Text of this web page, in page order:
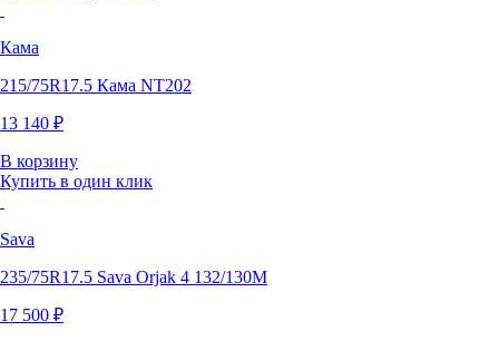
Кама
215/75R17.5 Кама NТ202
13 140 ₽
В корзину
Купить в один клик
Sava
235/75R17.5 Sava Orjak 4 132/130M
17 500 ₽